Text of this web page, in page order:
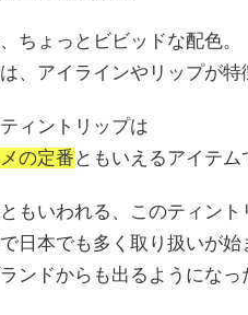
ちょっとビビッドな配色。
、アイラインやリップが特
ィントリップは
の定番 ともいえるアイテム
もいわれる、このティント
日本でも多く取り扱いが始
ンドからも出るようになっ